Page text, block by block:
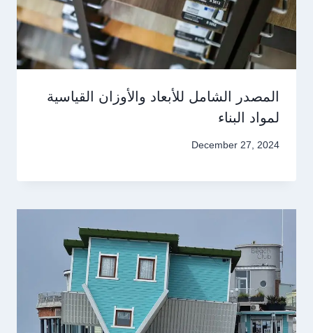
المصدر الشامل للأبعاد والأوزان القياسية
لمواد البناء
December 27, 2024